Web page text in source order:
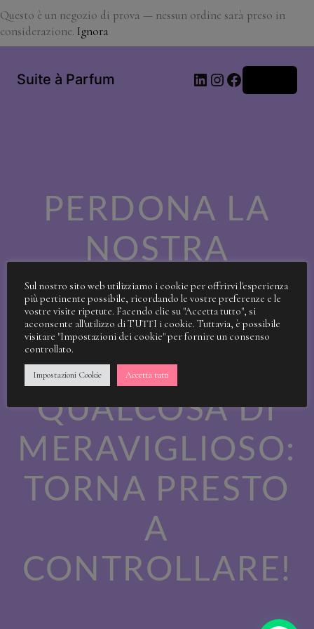
Questo è un negozio di prova — nessun ordine sarà preso in
considerazione. Ignora
Suite à Parfum LinkedIn
Instagram
Facebook
PERDONA LA
NOSTRA
SPORCIZIA!
STIAMO
LAVORANDO A
QUALCOSA DI
MERAVIGLIOSO:
TORNA PRESTO
A
CONTROLLARE!
Sul nostro sito web utilizziamo i cookie per offrirvi l'esperienza
più pertinente possibile, ricordando le vostre preferenze e le
vostre visite ripetute. Facendo clic su "Accetta tutto", si
acconsente all'utilizzo di TUTTI i cookie. Tuttavia, è possibile
visitare "Impostazioni dei cookie" per fornire un consenso
controllato.
Impostazioni Cookie Accetta tutti